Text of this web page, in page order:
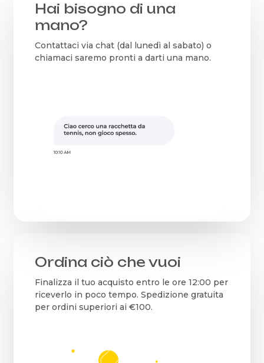
Hai bisogno di una
mano?
Contattaci via chat (dal lunedì al sabato) o
chiamaci saremo pronti a darti una mano.
Ordina ciò che vuoi
Finalizza il tuo acquisto entro le ore 12:00 per
riceverlo in poco tempo. Spedizione gratuita
per ordini superiori ai €100.